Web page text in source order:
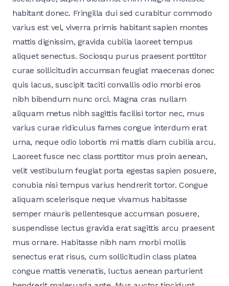
habitant donec. Fringilla dui sed curabitur commodo
varius est vel, viverra primis habitant sapien montes
mattis dignissim, gravida cubilia laoreet tempus
aliquet senectus. Sociosqu purus praesent porttitor
curae sollicitudin accumsan feugiat maecenas donec
quis lacus, suscipit taciti convallis odio morbi eros
nibh bibendum nunc orci. Magna cras nullam
aliquam metus nibh sagittis facilisi tortor nec, mus
varius curae ridiculus fames congue interdum erat
urna, neque odio lobortis mi mattis diam cubilia arcu.
Laoreet fusce nec class porttitor mus proin aenean,
velit vestibulum feugiat porta egestas sapien posuere,
conubia nisi tempus varius hendrerit tortor. Congue
aliquam scelerisque neque vivamus habitasse
semper mauris pellentesque accumsan posuere,
suspendisse lectus gravida erat sagittis arcu praesent
mus ornare. Habitasse nibh nam morbi mollis
senectus erat risus, cum sollicitudin class platea
congue mattis venenatis, luctus aenean parturient